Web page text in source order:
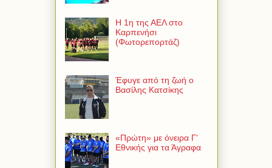
Η 1η της ΑΕΛ στο
Καρπενήσι
(Φωτορεπορτάζ)
Έφυγε από τη ζωή ο
Βασίλης Κατσίκης
«Πρώτη» με όνειρα Γ'
Εθνικής για τα Άγραφα